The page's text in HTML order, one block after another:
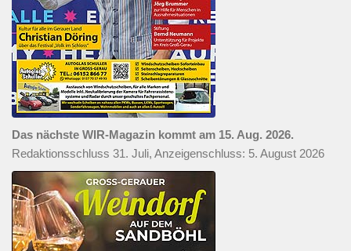
Das nächste WIR-Magazin kommt am 15. Aug. 2026.
Redaktionsschluss 31. Juli, Anzeigenschluss: 5. August 2026